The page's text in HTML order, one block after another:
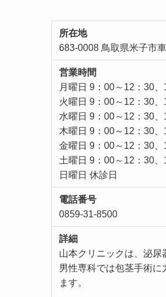
所在地
683-0008 鳥取県米子市
営業時間
月曜日 9：00～12：30
火曜日 9：00～12：30
水曜日 9：00～12：30
木曜日 9：00～12：30
金曜日 9：00～12：30
土曜日 9：00～12：30
日曜日 休診日
電話番号
0859-31-8500
詳細
山本クリニックは、泌尿
男性専科では包茎手術
ます。